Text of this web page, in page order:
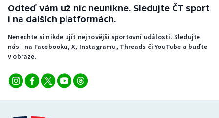
Odteď vám už nic neunikne. Sledujte ČT sport
i na dalších platformách.
Nenechte si nikde ujít nejnovější sportovní události. Sledujte
nás i na Facebooku, X, Instagramu, Threads či YouTube a buďte
v obraze.